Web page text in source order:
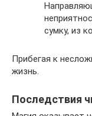
сумку, из
Прибегая к
жизнь.
Последствия